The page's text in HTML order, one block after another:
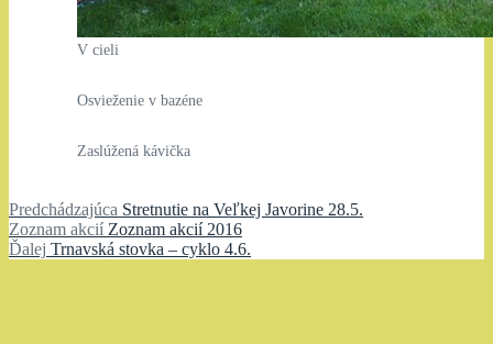
V cieli
Osvieženie v bazéne
Zaslúžená kávička
Navigácia
v
Predchádzajúca Predchádzajúci
článok:
Stretnutie na Veľkej Javorine 28.5.
Zoznam akcií Zoznam
akcií:
Zoznam akcií 2016
Ďalej Ďalší
Trnavská stovka – cyklo 4.6.